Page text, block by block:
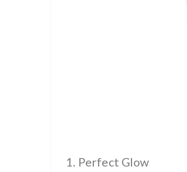
1. Perfect Glow